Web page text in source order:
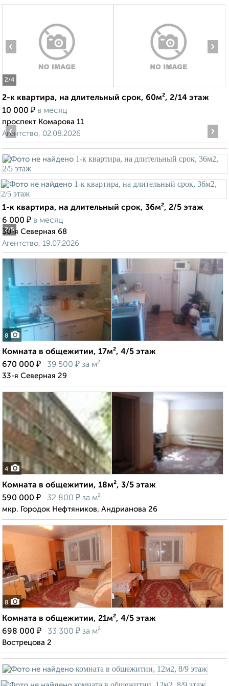
2/4
‹ ›
2-к квартира, на длительный срок, 60м², 2/14 этаж
10 000 ₽ в месяц
проспект Комарова 11
Агентство, 02.08.2026
2/5
‹ ›
1-к квартира, на длительный срок, 36м², 2/5 этаж
6 000 ₽ в месяц
30-я Северная 68
Агентство, 19.07.2026
8
Комната в общежитии, 17м², 4/5 этаж
670 000 ₽ 39 500 ₽ за м²
33-я Северная 29
4
Комната в общежитии, 18м², 3/5 этаж
590 000 ₽ 32 800 ₽ за м²
мкр. Городок Нефтяников, Андрианова 26
8
Комната в общежитии, 21м², 4/5 этаж
698 000 ₽ 33 300 ₽ за м²
Вострецова 2